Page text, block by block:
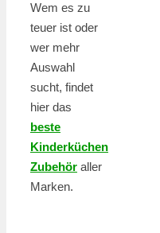
Wem es zu
teuer ist oder
wer mehr
Auswahl
sucht, findet
hier das
beste
Kinderküchen
Zubehör aller
Marken.